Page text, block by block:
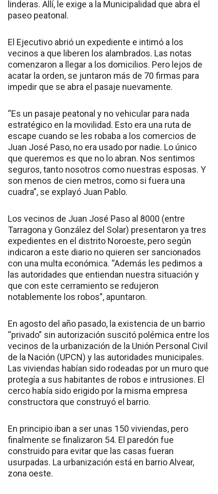
linderas. Allí, le exige a la Municipalidad que abra el
paseo peatonal.
El Ejecutivo abrió un expediente e intimó a los
vecinos a que liberen los alambrados. Las notas
comenzaron a llegar a los domicilios. Pero lejos de
acatar la orden, se juntaron más de 70 firmas para
impedir que se abra el pasaje nuevamente.
“Es un pasaje peatonal y no vehicular para nada
estratégico en la movilidad. Esto era una ruta de
escape cuando se les robaba a los comercios de
Juan José Paso, no era usado por nadie. Lo único
que queremos es que no lo abran. Nos sentimos
seguros, tanto nosotros como nuestras esposas. Y
son menos de cien metros, como si fuera una
cuadra”, se explayó Juan Pablo.
Los vecinos de Juan José Paso al 8000 (entre
Tarragona y González del Solar) presentaron ya tres
expedientes en el distrito Noroeste, pero según
indicaron a este diario no quieren ser sancionados
con una multa económica. “Además les pedimos a
las autoridades que entiendan nuestra situación y
que con este cerramiento se redujeron
notablemente los robos”, apuntaron.
En agosto del año pasado, la existencia de un barrio
“privado” sin autorización suscitó polémica entre los
vecinos de la urbanización de la Unión Personal Civil
de la Nación (UPCN) y las autoridades municipales.
Las viviendas habían sido rodeadas por un muro que
protegía a sus habitantes de robos e intrusiones. El
cerco había sido erigido por la misma empresa
constructora que construyó el barrio.
En principio iban a ser unas 150 viviendas, pero
finalmente se finalizaron 54. El paredón fue
construido para evitar que las casas fueran
usurpadas. La urbanización está en barrio Alvear,
zona oeste.